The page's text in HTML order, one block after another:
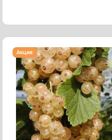
Смородина
"ВЕРСАЛЬСКАЯ"
(белая)
Акция